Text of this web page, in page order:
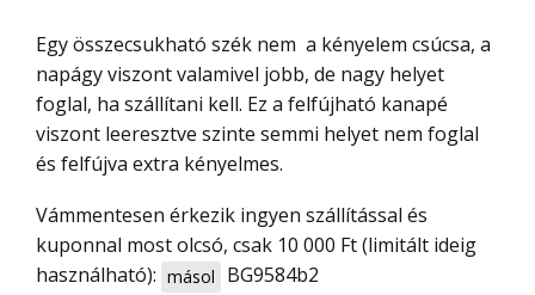
Egy összecsukható szék nem a kényelem csúcsa, a
napágy viszont valamivel jobb, de nagy helyet
foglal, ha szállítani kell. Ez a felfújható kanapé
viszont leeresztve szinte semmi helyet nem foglal
és felfújva extra kényelmes.
Vámmentesen érkezik ingyen szállítással és
kuponnal most olcsó, csak 10 000 Ft (limitált ideig
használható): másol BG9584b2